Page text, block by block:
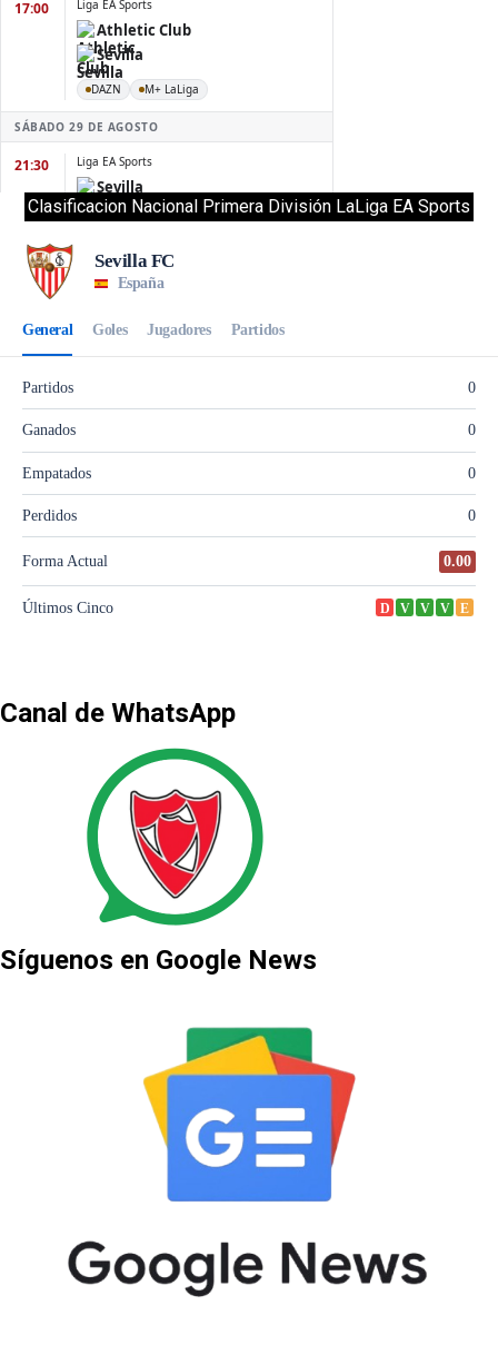
Clasificacion Nacional Primera División LaLiga EA Sports
Canal de WhatsApp
Síguenos en Google News